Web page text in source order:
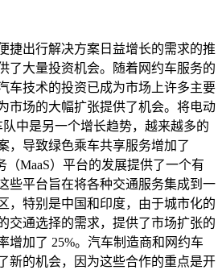
捷出行解决方案日益增长的需求的推
了大量投资机会。随着网约车服务的
车技术的投资已成为市场上许多主要
市场的大幅扩张提供了机会。将电动
中是另一个增长趋势，越来越多的
，导致绿色乘车共享服务增加了
（MaaS）平台的发展提供了一个有
些平台旨在将各种交通服务集成到一
，特别是中国和印度，由于城市化的
交通选择的需求，提供了市场扩张的
增加了 25%。汽车制造商和网约车
新的机会，因为这些合作的重点是开